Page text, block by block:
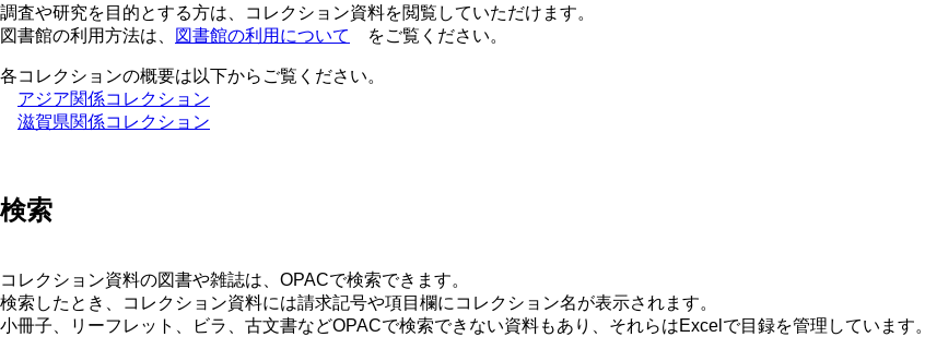
調査や研究を目的とする方は、コレクション資料を閲覧していただけます。
図書館の利用方法は、
図書館の利用について をご覧ください。
各コレクションの概要は以下からご覧ください。
アジア関係コレクション
滋賀県関係コレクション
検索
コレクション資料の図書や雑誌は、OPACで検索できます。
検索したとき、コレクション資料には請求記号や項目欄にコレクション名が表示されます。
小冊子、リーフレット、ビラ、古文書などOPACで検索できない資料もあり、それらはExcelで目録を管理しています。